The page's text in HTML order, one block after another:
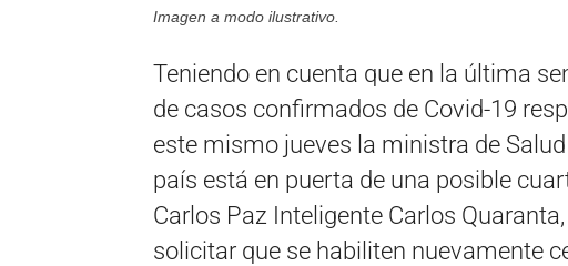
Imagen a modo ilustrativo.
Teniendo en cuenta que en la última
de casos confirmados de Covid-19
este mismo jueves la ministra de
país está en puerta de una posible
Carlos Paz Inteligente Carlos
solicitar que se habiliten nuevamente